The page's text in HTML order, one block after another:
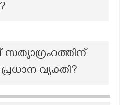
സത്യാഗ്രഹത്തിന്
വ്യക്തി?